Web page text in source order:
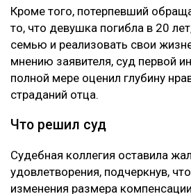
ЧИТАЙТЕ ТАКЖЕ
Воздух может ухудшиться в
Казахстана 8 августа
Подростки заблудились в горах
выплаты компенсаций
Глубину страданий отца